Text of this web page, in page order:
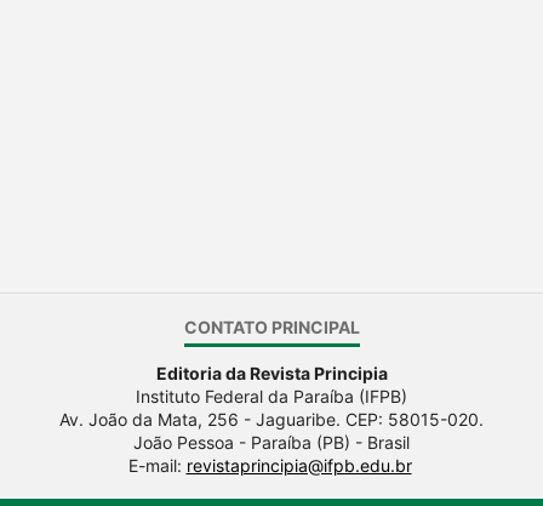
CONTATO PRINCIPAL
Editoria da Revista Principia
Instituto Federal da Paraíba (IFPB)
Av. João da Mata, 256 - Jaguaribe. CEP: 58015-020.
João Pessoa - Paraíba (PB) - Brasil
E-mail: revistaprincipia@ifpb.edu.br